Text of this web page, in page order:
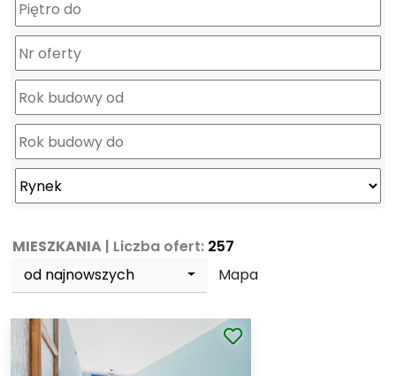
MIESZKANIA | Liczba ofert: 257
od najnowszych
Mapa